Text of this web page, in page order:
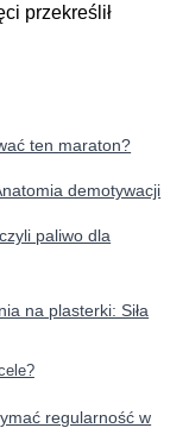
przekreślił
ten maraton?
demotywacji
paliwo dla
na plasterki: Siła
regularność w